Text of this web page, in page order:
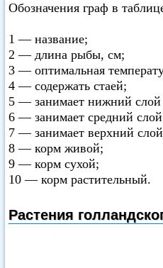
Обозначения граф в
1 — название;
2 — длина рыбы, см;
3 — оптимальная
4 — содержать стаей;
5 — занимает нижний слой
6 — занимает средний
7 — занимает верхний
8 — корм живой;
9 — корм сухой;
10 — корм растительный.
Растения